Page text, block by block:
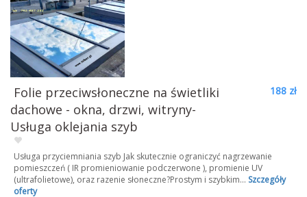
Folie przeciwsłoneczne na świetliki
dachowe - okna, drzwi, witryny-
Usługa oklejania szyb
188 zł
Usługa przyciemniania szyb Jak skutecznie ograniczyć nagrzewanie
pomieszczeń ( IR promieniowanie podczerwone ), promienie UV
(ultrafolietowe), oraz razenie słoneczne?Prostym i szybkim... Szczegóły
oferty